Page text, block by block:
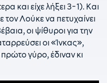
και είχε λήξει 3-1). Και
τον Λούκε να πετυχαίνει
οι ψίθυροι για την
οι «Ίνκας»,
γύρο, έδιναν κι